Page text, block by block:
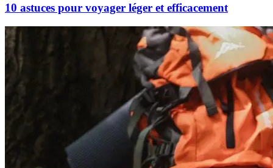
10 astuces pour voyager léger et efficacement